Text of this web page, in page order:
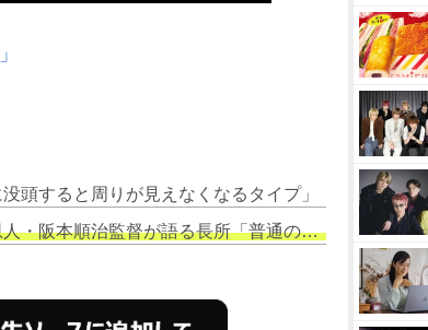
頭すると周りが見えなくなるタイプ」
が語る長所「普通の芝居をごく自然にできる」